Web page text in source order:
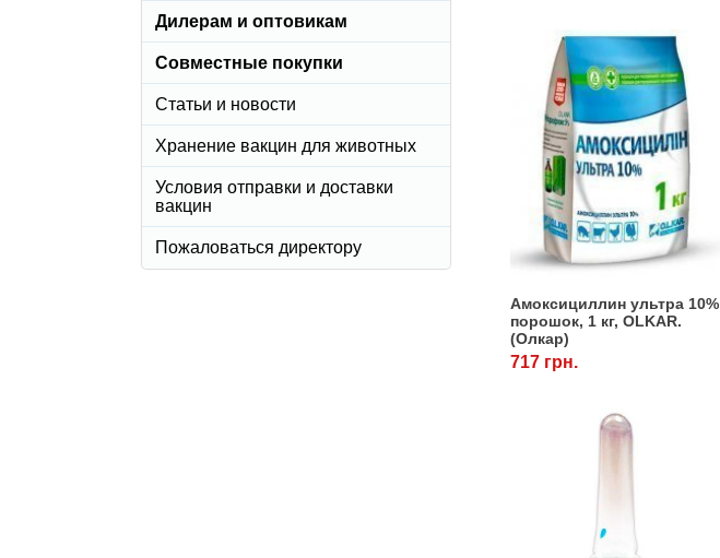
Амоксициллин ультра 10%
порошок, 1 кг, OLKAR.
(Олкар)
717 грн.
Дилерам и оптовикам
Совместные покупки
Статьи и новости
Хранение вакцин для животных
Условия отправки и доставки
вакцин
Пожаловаться директору